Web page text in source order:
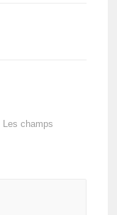
Les champs